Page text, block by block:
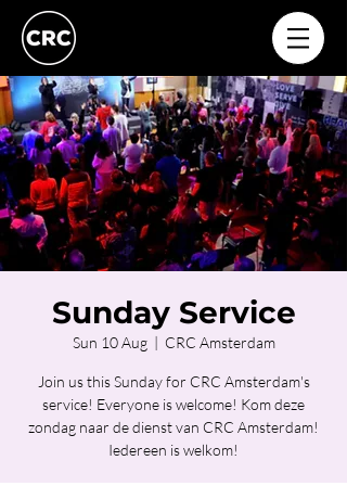
Sunday Service
Sun 10 Aug
  |
CRC Amsterdam
Join us this Sunday for CRC Amsterdam's
service! Everyone is welcome! Kom deze
zondag naar de dienst van CRC Amsterdam!
Iedereen is welkom!